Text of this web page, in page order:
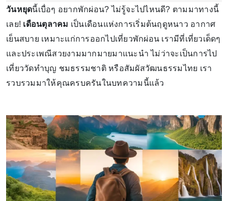
วันหยุดนี้เบื่อๆ อยากพักผ่อน? ไม่รู้จะไปไหนดี? ตามมาทางนี้
เลย! เดือนตุลาคม เป็นเดือนแห่งการเริ่มต้นฤดูหนาว อากาศ
เย็นสบาย เหมาะแก่การออกไปเที่ยวพักผ่อน เรามีที่เที่ยวเด็ดๆ
และประเพณีสวยงามมากมายมาแนะนำ ไม่ว่าจะเป็นการไป
เที่ยววัดทำบุญ ชมธรรมชาติ หรือสัมผัสวัฒนธรรมไทย เรา
รวบรวมมาให้คุณครบครันในบทความนี้แล้ว